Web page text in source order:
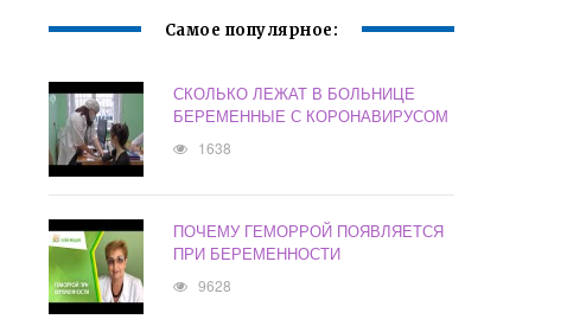
Самое популярное:
СКОЛЬКО ЛЕЖАТ В БОЛЬНИЦЕ
БЕРЕМЕННЫЕ С КОРОНАВИРУСОМ
1638
ПОЧЕМУ ГЕМОРРОЙ ПОЯВЛЯЕТСЯ
ПРИ БЕРЕМЕННОСТИ
9628